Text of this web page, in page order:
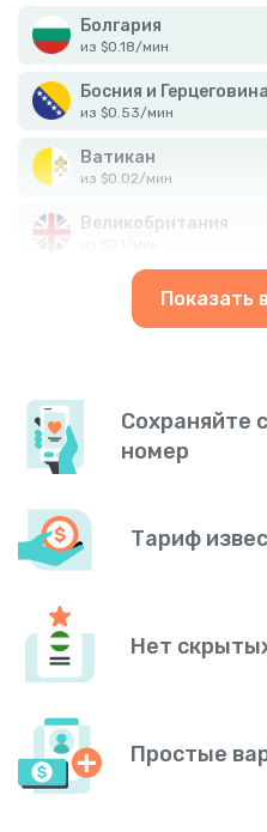
Болгария
из $0.18/мин
Босния и Герцеговина
из $0.53/мин
Ватикан
из $0.02/мин
Великобритания
Показать
Сохраняйте
номер
Тариф
Нет
Простые